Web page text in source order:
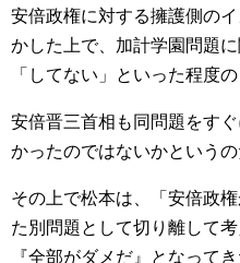
安倍政権に対する擁護側の
かした上で、加計学園問題
「してない」といった程度
安倍晋三首相も同問題をす
かったのではないかというの
その上で松本は、「安倍政
た別問題として切り離して
『全部がダメだ』となって